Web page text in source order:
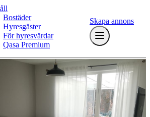
Bostäder
Hyresgäster
För hyresvärdar
Qasa Premium
Skapa annons